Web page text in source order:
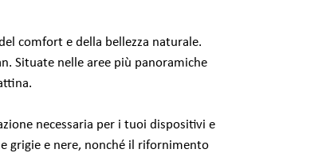
comfort e della bellezza naturale.
Situate nelle aree più panoramiche
necessaria per i tuoi dispositivi e
grigie e nere, nonché il rifornimento